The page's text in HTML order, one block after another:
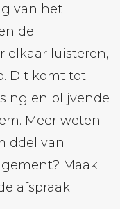
van het
de
elkaar luisteren,
Dit komt tot
en blijvende
Meer weten
van
Maak
afspraak.